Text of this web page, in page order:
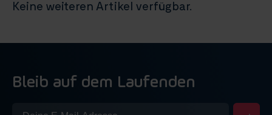
Keine weiteren Artikel verfügbar.
Bleib auf dem Laufenden